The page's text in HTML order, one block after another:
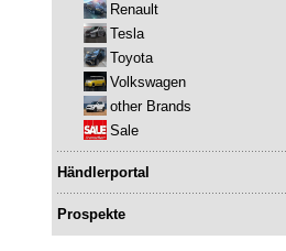
Renault
Tesla
Toyota
Volkswagen
other Brands
Sale
Händlerportal
Prospekte